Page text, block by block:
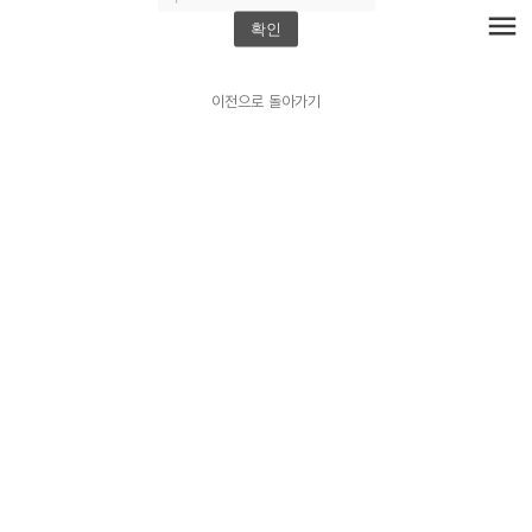
menu
확인
이전으로 돌아가기